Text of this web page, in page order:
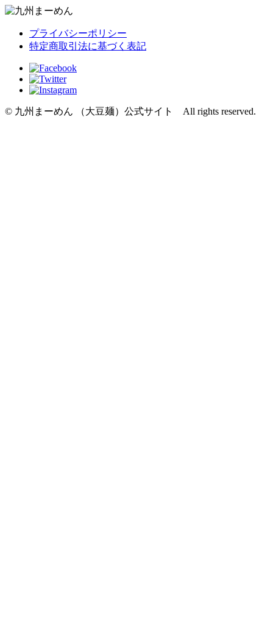
プライバシーポリシー
特定商取引法に基づく表記
© 九州まーめん （大豆麺）公式サイト All rights reserved.